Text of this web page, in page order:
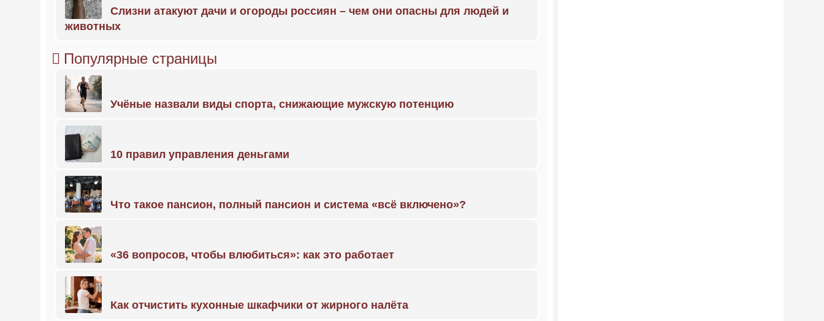
Слизни атакуют дачи и огороды россиян – чем они опасны для людей и
животных
Популярные страницы
Учёные назвали виды спорта, снижающие мужскую потенцию
10 правил управления деньгами
Что такое пансион, полный пансион и система «всё включено»?
«36 вопросов, чтобы влюбиться»: как это работает
Как отчистить кухонные шкафчики от жирного налёта